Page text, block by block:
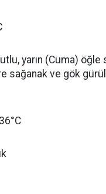
yarın (Cuma)
sağanak ve gök